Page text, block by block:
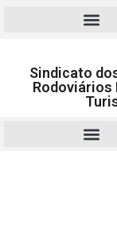
Sindicato